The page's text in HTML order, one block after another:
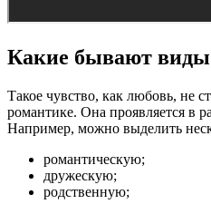
Какие бывают
Такое чувство, как любовь, не
романтике. Она проявляется в
Например, можно выделить
романтическую;
дружескую;
родственную;